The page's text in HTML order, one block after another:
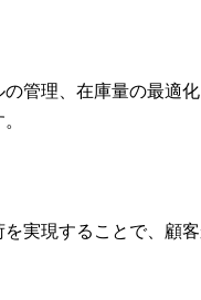
管理、在庫量の最適化
実現することで、顧